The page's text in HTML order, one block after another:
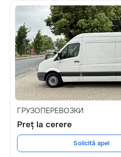
ГРУЗОПЕРЕВОЗКИ
Preț la cerere
Solicită apel